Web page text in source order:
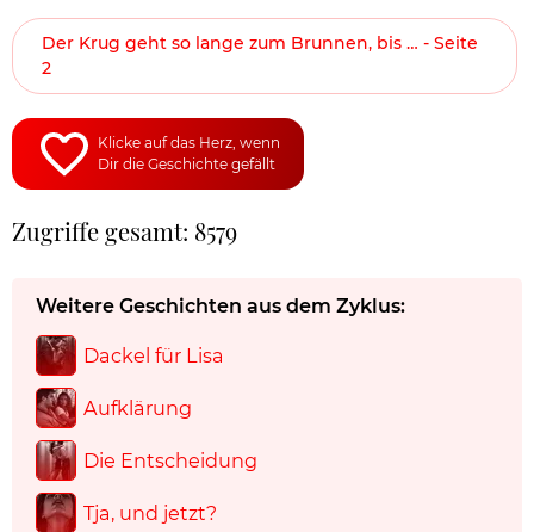
Der Krug geht so lange zum Brunnen, bis … - Seite
2
Klicke auf das Herz, wenn
Dir die Geschichte gefällt
Zugriffe gesamt: 8579
Weitere Geschichten aus dem Zyklus:
Dackel für Lisa
Aufklärung
Die Entscheidung
Tja, und jetzt?